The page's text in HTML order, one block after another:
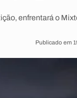
enfrentará o
Publicado em